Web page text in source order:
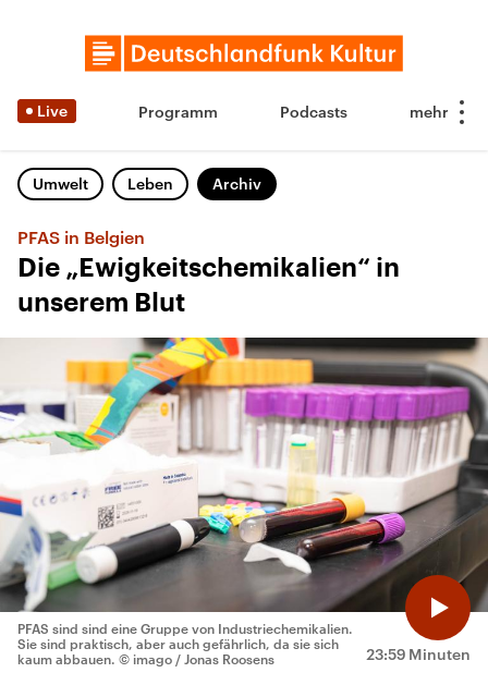
Live Programm Podcasts
Umwelt Leben Archiv
PFAS in Belgien
Die „Ewigkeitschemikalien“ in
unserem Blut
23:59 Minuten
PFAS sind sind eine Gruppe von Industriechemikalien.
Sie sind praktisch, aber auch gefährlich, da sie sich
kaum abbauen. © imago / Jonas Roosens